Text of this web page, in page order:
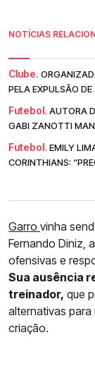
NOTÍCIAS
Clube.
PELA EXPULSÃO
Futebol. AUTORA
GABI ZANOTTI
Futebol. EMILY
CORINTHIANS:
Garro vinha
Fernando Diniz,
ofensivas e
Sua ausência
treinador, que
alternativas
criação.